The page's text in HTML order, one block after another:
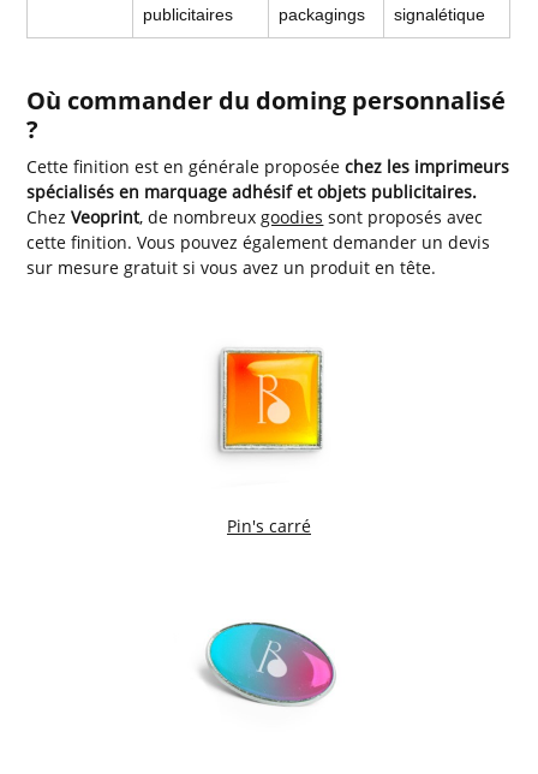
publicitaires
packagings
signalétique
Où commander du doming personnalisé
?
Cette finition est en générale proposéechez les imprimeurs
spécialisés en marquage adhésif et objets publicitaires.
ChezVeoprint, de nombreuxgoodies sont proposés avec
cette finition. Vous pouvez également demander un devis
sur mesure gratuit si vous avez un produit en tête.
Pin's carré